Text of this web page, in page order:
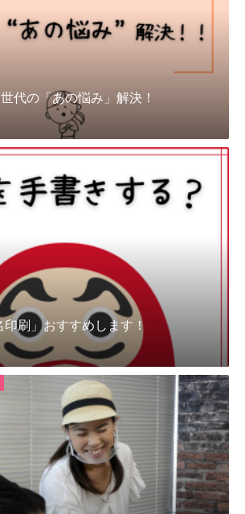
代の「あの悩み」解決！
刷」おすすめします！